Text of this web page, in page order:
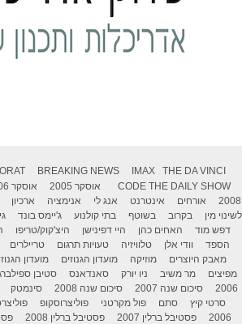
BREAKING NEWS IMAX
THE DA VINCI
CODE THE DAILY SHOW אוסקר 2005 אוסקר 2006
2008
אורחים אינטרנט אנג לי אנימציה ארכיון
לשינוי מין
בקרוב בשוטף בתי קולנוע ג'יימס בונד
דפש מוד
האחים כהן היי דפינישן היצ'קוק/טריפו
הספד
וודי אלן טלוויזיה טעויות תרגום טריילרים
מאבק היוצרים
מוזיקה מועדון הגנוזים מועדון הגנוזים
מפיצים
מר משיב ניו יורק סאנדאנס סטיבן
2006
סיכום שנה 2007 סיכום שנה 2008 סינמטק
סרטי קיץ
סתם פול מקרטני פוליצרוסקופ
2006
פסטיבל ברלין 2007 פסטיבל ברלין 2008